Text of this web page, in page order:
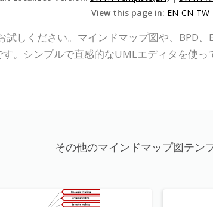
View this page in: EN CN TW
しください。マインドマップ図や、BPD
。シンプルで直感的なUMLエディタを使っ
その他のマインドマップ図テン